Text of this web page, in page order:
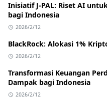
Inisiatif J-PAL: Riset AI
bagi Indonesia
2026/2/12
BlackRock: Alokasi 1%
2026/2/12
Transformasi Keuangan
Dampak bagi Indonesia
2026/2/12